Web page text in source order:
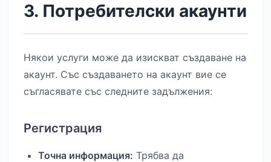
3. Потребителски акаунти
Някои услуги може да изискват създаване на
акаунт. Със създаването на акаунт вие се
съгласявате със следните задължения:
Регистрация
Точна информация: Трябва да